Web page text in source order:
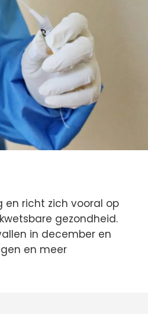
en richt zich vooral op
gezondheid.
in december en
en meer